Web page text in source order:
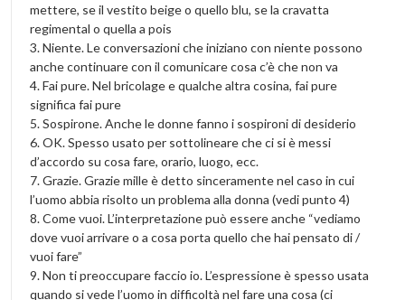
mettere, se il vestito beige o quello blu, se la cravatta
regimental o quella a pois
3. Niente. Le conversazioni che iniziano con niente possono
anche continuare con il comunicare cosa c’è che non va
4. Fai pure. Nel bricolage e qualche altra cosina, fai pure
significa fai pure
5. Sospirone. Anche le donne fanno i sospironi di desiderio
6. OK. Spesso usato per sottolineare che ci si è messi
d’accordo su cosa fare, orario, luogo, ecc.
7. Grazie. Grazie mille è detto sinceramente nel caso in cui
l’uomo abbia risolto un problema alla donna (vedi punto 4)
8. Come vuoi. L’interpretazione può essere anche “vediamo
dove vuoi arrivare o a cosa porta quello che hai pensato di /
vuoi fare”
9. Non ti preoccupare faccio io. L’espressione è spesso usata
quando si vede l’uomo in difficoltà nel fare una cosa (ci